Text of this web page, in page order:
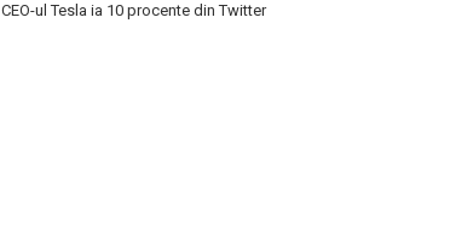
CEO-ul Tesla ia 10 procente din Twitter